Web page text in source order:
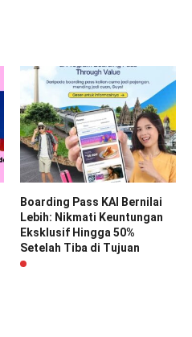
Boarding Pass KAI Bernilai
Lebih: Nikmati Keuntungan
Eksklusif Hingga 50%
Setelah Tiba di Tujuan